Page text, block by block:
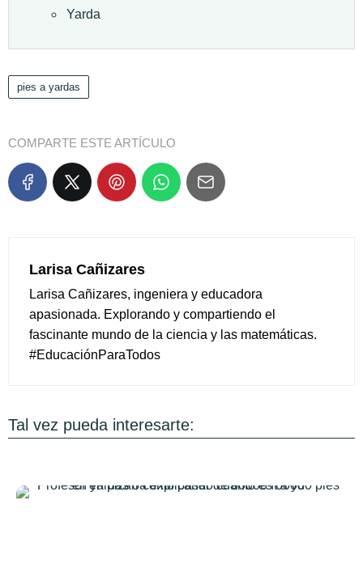
Yarda
pies a yardas
COMPARTE ESTE ARTÍCULO
Larisa Cañizares
Larisa Cañizares, ingeniera y educadora
apasionada. Explorando y compartiendo el
fascinante mundo de la ciencia y las matemáticas.
#EducaciónParaTodos
Tal vez pueda interesarte: